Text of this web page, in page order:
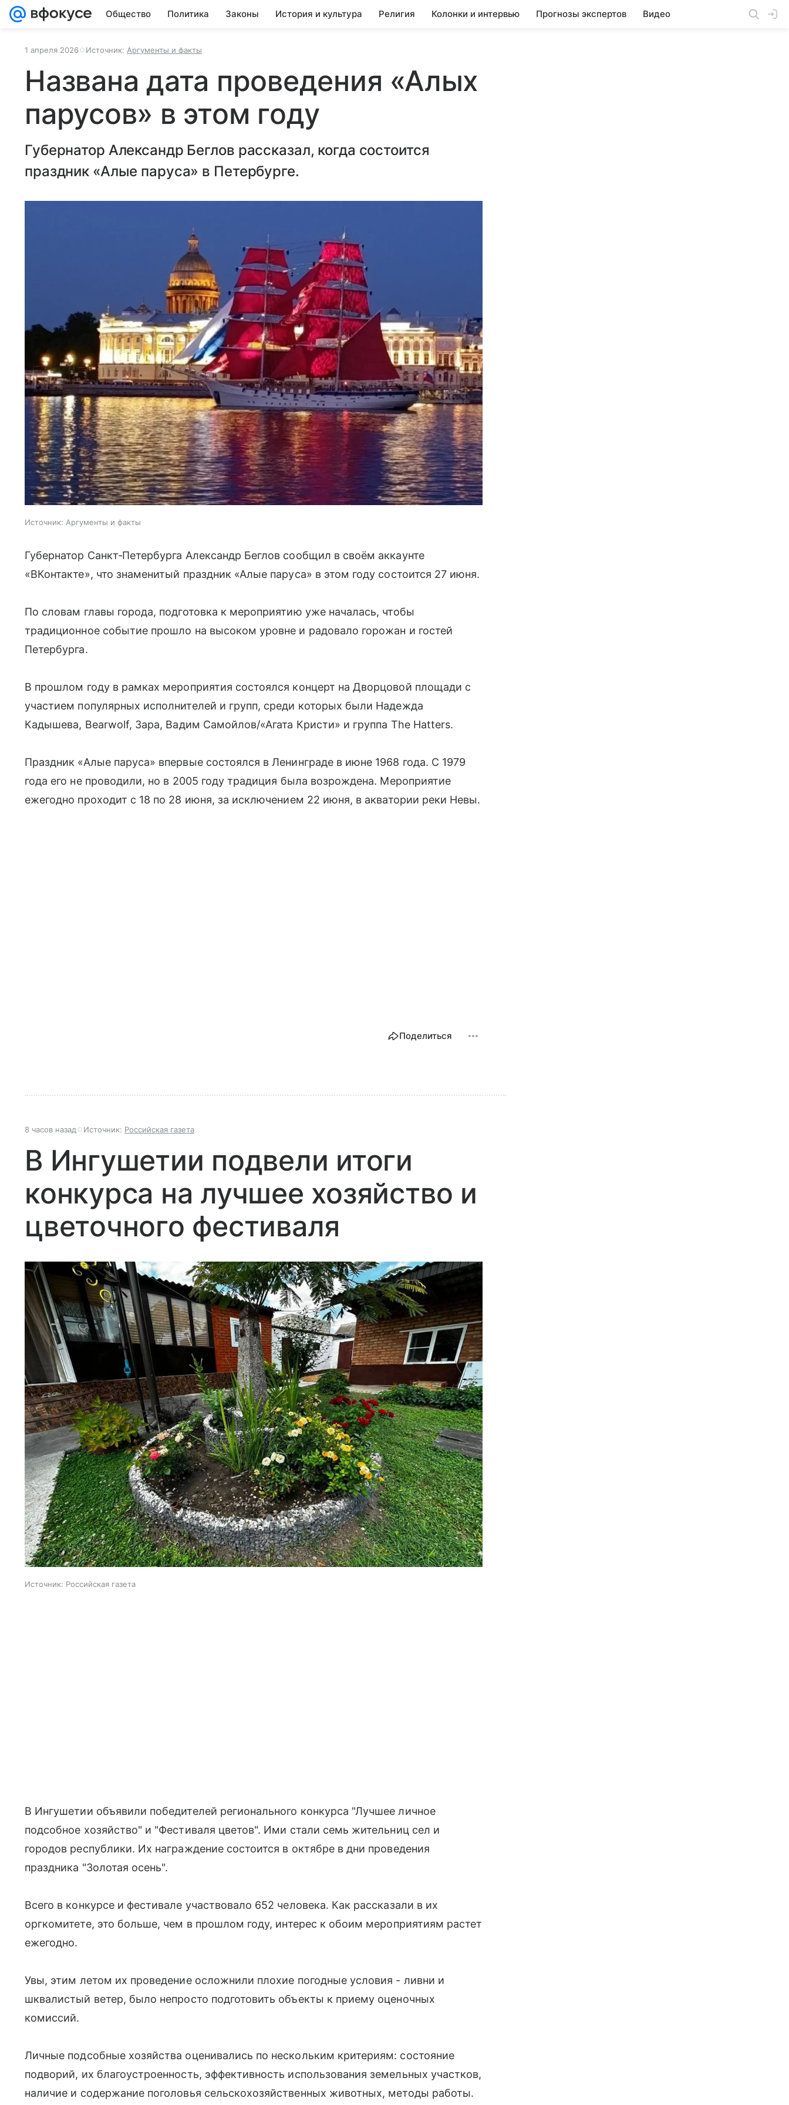
Общество Политика Законы История и культура Религия Колонки и интервью Прогнозы экспертов Видео
1 апреля 2026 Источник: Аргументы и факты
Названа дата проведения «Алых
парусов» в этом году
Губернатор Александр Беглов рассказал, когда состоится
праздник «Алые паруса» в Петербурге.
Источник: Аргументы и факты
Губернатор Санкт‑Петербурга Александр Беглов сообщил в своём аккаунте
«ВКонтакте», что знаменитый праздник «Алые паруса» в этом году состоится 27 июня.
По словам главы города, подготовка к мероприятию уже началась, чтобы
традиционное событие прошло на высоком уровне и радовало горожан и гостей
Петербурга.
В прошлом году в рамках мероприятия состоялся концерт наДворцовой площади с
участием популярных исполнителей и групп, среди которых были Надежда
Кадышева, Bearwolf, Зара, Вадим Самойлов/«Агата Кристи» и группа The Hatters.
Праздник «Алые паруса» впервые состоялся в Ленинграде в июне 1968 года. С 1979
года его не проводили, но в 2005 году традиция была возрождена. Мероприятие
ежегодно проходит с 18 по 28 июня, за исключением 22 июня, в акватории реки Невы.
Поделиться
8 часов назад Источник: Российская газета
В Ингушетии подвели итоги
конкурса на лучшее хозяйство и
цветочного фестиваля
Источник: Российская газета
В Ингушетии объявили победителей регионального конкурса "Лучшее личное
подсобное хозяйство" и "Фестиваля цветов". Ими стали семь жительниц сел и
городов республики. Их награждение состоится в октябре в дни проведения
праздника "Золотая осень".
Всего в конкурсе и фестивале участвовало 652 человека. Как рассказали в их
оргкомитете, это больше, чем в прошлом году, интерес к обоим мероприятиям растет
ежегодно.
Увы, этим летом их проведение осложнили плохие погодные условия - ливни и
шквалистый ветер, было непросто подготовить объекты к приему оценочных
комиссий.
Личные подсобные хозяйства оценивались по нескольким критериям: состояние
подворий, их благоустроенность, эффективность использования земельных участков,
наличие и содержание поголовья сельскохозяйственных животных, методы работы.